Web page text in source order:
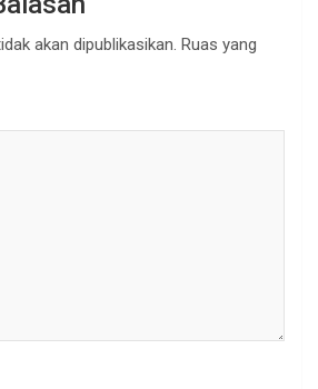
akan dipublikasikan. Ruas yang